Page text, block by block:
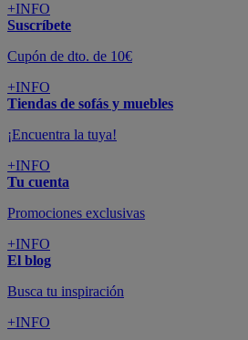
+INFO
Suscríbete
Cupón de dto. de 10€
+INFO
Tiendas de sofás y muebles
¡Encuentra la tuya!
+INFO
Tu cuenta
Promociones exclusivas
+INFO
El blog
Busca tu inspiración
+INFO